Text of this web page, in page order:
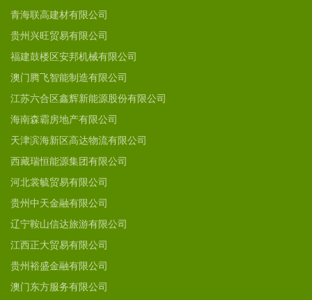
青海联高建材有限公司
贵州兴旺贸易有限公司
福建鼓楼区安邦机械有限公司
澳门腾飞智能制造有限公司
江苏六合区鑫辉新能源股份有限公司
海南森霸房地产有限公司
天津滨海新区高达物流有限公司
西藏瑞恒能源集团有限公司
河北裳毓贸易有限公司
贵州中天金融有限公司
辽宁鞍山信达旅游有限公司
江西正大贸易有限公司
贵州裕盛金融有限公司
澳门东方服务有限公司